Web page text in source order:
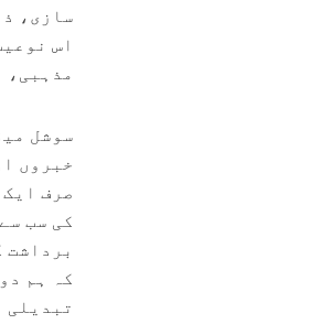
سازی،
اس
مذہبی،
سوشل
خبروں
صرف
کی سب
برداشت
کہ ہم
تبدیلی